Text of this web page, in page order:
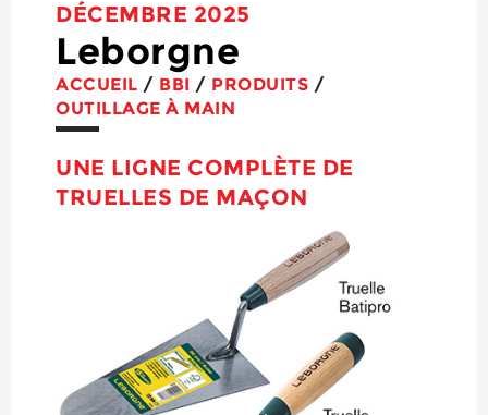
DÉCEMBRE 2025
Leborgne
ACCUEIL / BBI / PRODUITS /
OUTILLAGE À MAIN
UNE LIGNE COMPLÈTE DE
TRUELLES DE MAÇON